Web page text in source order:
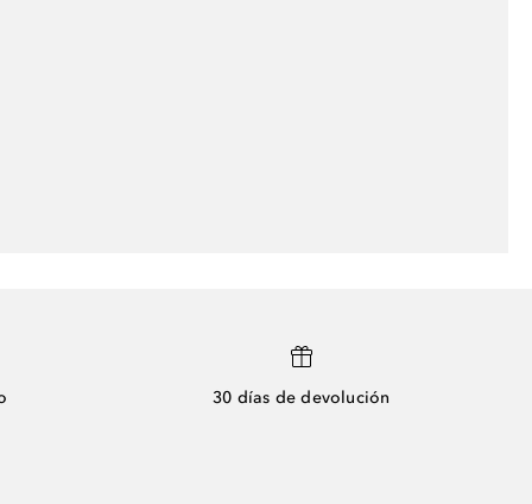
30 días de devolución